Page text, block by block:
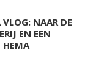
NAAR DE
EN EEN
HEMA